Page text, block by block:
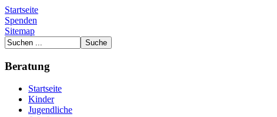
Startseite
Spenden
Sitemap
Beratung
Startseite
Kinder
Jugendliche